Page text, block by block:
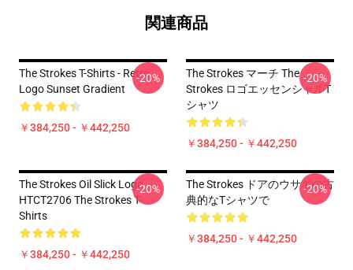
関連商品
The Strokes T-Shirts - Retro
Logo Sunset Gradient
￥384,250 - ￥442,250
-20%
The Strokes マーチ The
Strokes ロゴエッセンシャルT
シャツ
￥384,250 - ￥442,250
-20%
The Strokes Oil Slick Logo
HTCT2706 The Strokes T-
Shirts
￥384,250 - ￥442,250
-20%
The Strokes ドアのウサギの古
典的なTシャツで
￥384,250 - ￥442,250
-20%